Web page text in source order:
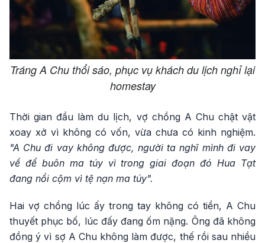
Tráng A Chu thổi sáo, phục vụ khách du lịch nghỉ lại
homestay
Thời gian đầu làm du lịch, vợ chồng A Chu chật vật
xoay xở vì không có vốn, vừa chưa có kinh nghiệm.
"A Chu đi vay không được, người ta nghĩ mình đi vay
về để buôn ma túy vì trong giai đoạn đó Hua Tạt
đang nổi cộm vì tệ nạn ma túy".
Hai vợ chồng lúc ấy trong tay không có tiền, A Chu
thuyết phục bố, lúc đấy đang ốm nặng. Ông đã không
đồng ý vì sợ A Chu không làm được, thế rồi sau nhiều